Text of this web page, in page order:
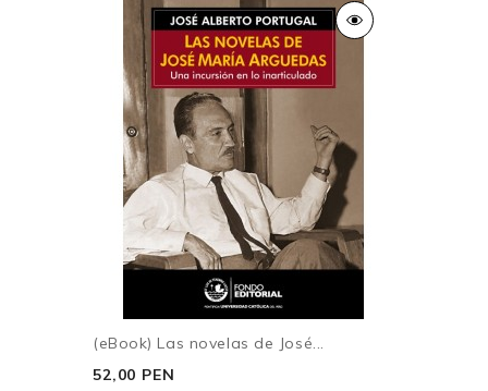
(eBook) Las novelas de José...
52,00 PEN